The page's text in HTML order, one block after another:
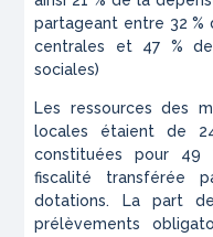
partageant entre 32 %
centrales et 47 % de
sociales)
Les ressources des
locales étaient de
constituées pour 49
fiscalité transférée
dotations. La part
prélèvements